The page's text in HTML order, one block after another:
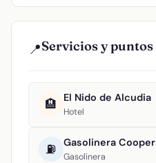
📍Servicios y
🏨 El Nido de Alcudia
Hotel
⛽ Gasolinera